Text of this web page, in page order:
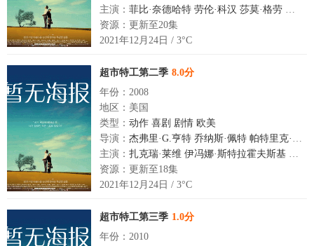
主演： 菲比·奈德哈特 劳伦·科汉 莎莫·格劳 克莉
资源：更新至20集
2021年12月24日 / 3°C
超市特工第二季 8.0分
年份：2008
地区：美国
类型： 动作 喜剧 剧情 欧美
导演： 杰弗里·G.亨特 乔纳斯·佩特 帕特里克·R·诺里斯
主演： 扎克瑞·莱维 伊冯娜·斯特拉霍夫斯基 亚当
资源：更新至18集
2021年12月24日 / 3°C
超市特工第三季 1.0分
年份：2010